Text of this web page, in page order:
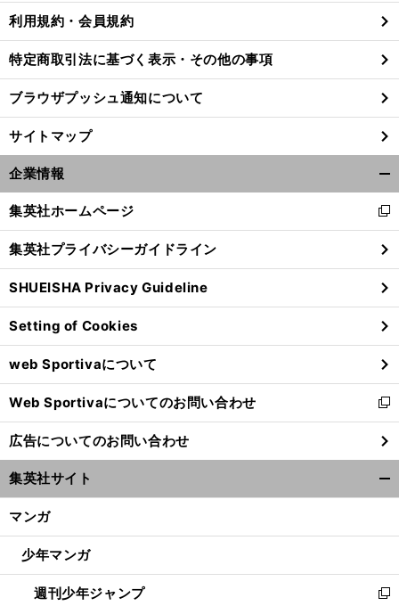
利用規約・会員規約
特定商取引法に基づく表示・その他の事項
ブラウザプッシュ通知について
サイトマップ
企業情報
閉
る
集英社ホームページ
新
し
い
ウ
ィ
ン
ド
ウ
で
開
く
集英社プライバシーガイドライン
SHUEISHA Privacy Guideline
Setting of Cookies
web Sportivaについて
Web Sportivaについてのお問い合わせ
新
し
い
ウ
ィ
ン
ウ
開
く
広告についてのお問い合わせ
集英社サイト
マンガ
少年マンガ
週刊少年ジャンプ
新